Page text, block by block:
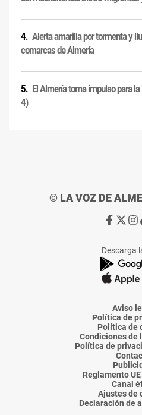
Alerta amarilla por tormenta y
comarcas de Almería
El Almería toma impulso para
4)
© LA VOZ DE
Ir
de
La
Voz
Almería
Ir
de
La
Voz
Descarga
Aviso
Política de
Política de
Condiciones de
Política de
Reglamento
Canal
Ajustes de
Declaración de